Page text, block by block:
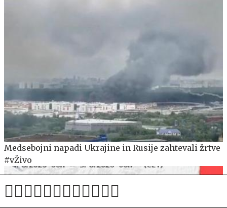
Medsebojni napadi Ukrajine in Rusije zahtevali žrtve
#vŽivo